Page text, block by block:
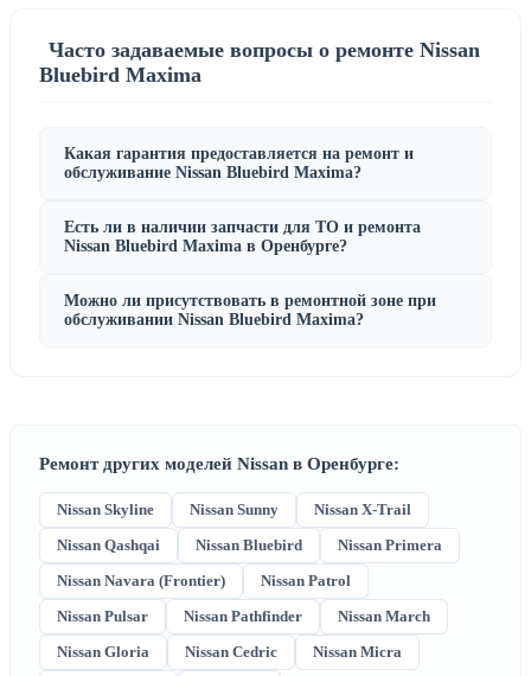
Часто задаваемые вопросы о ремонте Nissan
Bluebird Maxima
Какая гарантия предоставляется на ремонт и
обслуживание Nissan Bluebird Maxima?
Есть ли в наличии запчасти для ТО и ремонта
Nissan Bluebird Maxima в Оренбурге?
Можно ли присутствовать в ремонтной зоне при
обслуживании Nissan Bluebird Maxima?
Ремонт других моделей Nissan в Оренбурге:
Nissan Skyline Nissan Sunny
Nissan X-Trail
Nissan Qashqai
Nissan Bluebird
Nissan Primera
Nissan Navara (Frontier)
Nissan Patrol
Nissan Pulsar
Nissan Pathfinder
Nissan March
Nissan Gloria
Nissan Cedric
Nissan Micra